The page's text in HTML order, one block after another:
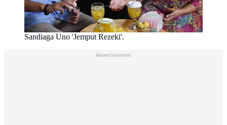
Sandiaga Uno 'Jemput Rezeki'.
Advertisement